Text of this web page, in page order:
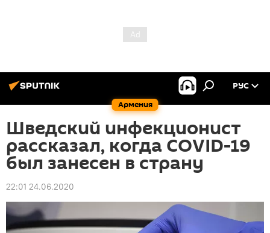
Армения
РУС
Шведский инфекционист
рассказал, когда COVID-19
был занесен в страну
22:01 24.06.2020